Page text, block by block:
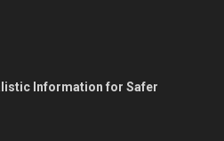
Information for Safer